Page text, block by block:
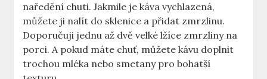
naředění chuti. Jakmile je káva ⁤vychlazená,‍
můžete ji nalít do sklenice a přidat zmrzlinu.
Doporučuji jednu až dvě velké lžíce zmrzliny na
⁢porci. A pokud máte chuť, můžete kávu doplnit
trochou ‌mléka nebo smetany pro bohatší‌